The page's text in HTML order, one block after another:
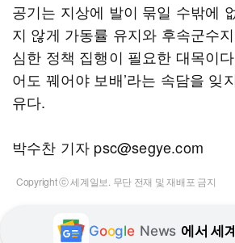
공기는 지상에 발이 묶일 수밖에
지 않게 가동률 유지와 후속군수
심한 정책 집행이 필요한 대목이
어도 꿰어야 보배’라는 속담을 잊
유다.
박수찬 기자 psc@segye.com
Copyright ⓒ 세계일보. 무단 전재 및 재배포 금지
Google News 에서 세